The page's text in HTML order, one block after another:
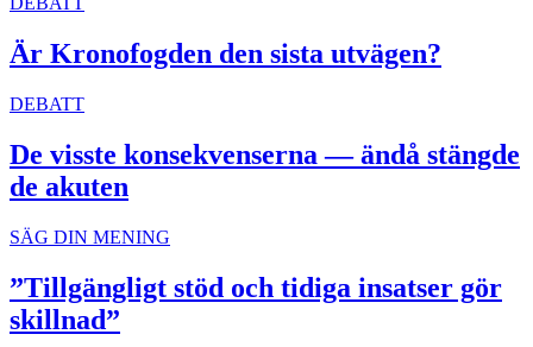
Är Kronofogden den sista utvägen?
DEBATT
De visste konsekvenserna — ändå stängde
de akuten
SÄG DIN MENING
”Tillgängligt stöd och tidiga insatser gör
skillnad”